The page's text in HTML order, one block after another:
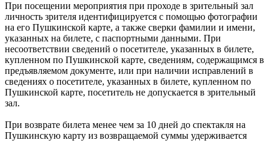
При посещении мероприятия при проходе в зрительный зал
личность зрителя идентифицируется с помощью фотографии
на его Пушкинской карте, а также сверки фамилии и имени,
указанных на билете, с паспортными данными. При
несоответствии сведений о посетителе, указанных в билете,
купленном по Пушкинской карте, сведениям, содержащимся в
предъявляемом документе, или при наличии исправлений в
сведениях о посетителе, указанных в билете, купленном по
Пушкинской карте, посетитель не допускается в зрительный
зал.
При возврате билета менее чем за 10 дней до спектакля на
Пушкинскую карту из возвращаемой суммы удерживается